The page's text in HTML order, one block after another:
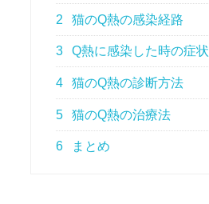
2 猫のQ熱の感染経路
3 Q熱に感染した時の症状
4 猫のQ熱の診断方法
5 猫のQ熱の治療法
6 まとめ